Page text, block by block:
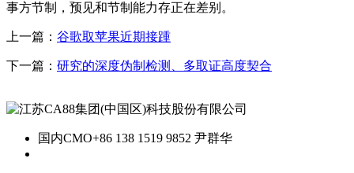
事方节制，预见和节制能力存正在差别。
上一篇： 谷歌取苹果近期接踵
下一篇： 研究的深度伪制检测、多取证高度契合
国内CMO+86 138 1519 9852 尹群华